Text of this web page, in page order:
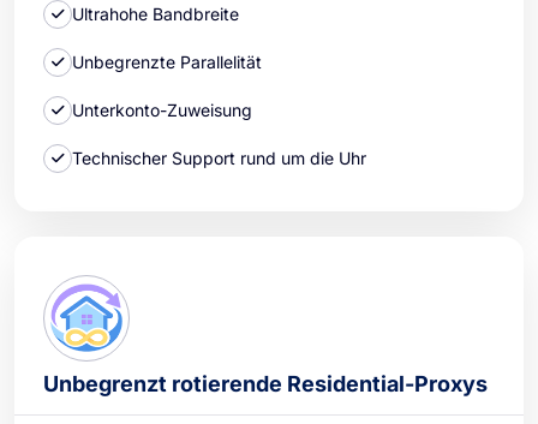
Ultrahohe Bandbreite
Unbegrenzte Parallelität
Unterkonto-Zuweisung
Technischer Support rund um die Uhr
Unbegrenzt rotierende Residential-Proxys